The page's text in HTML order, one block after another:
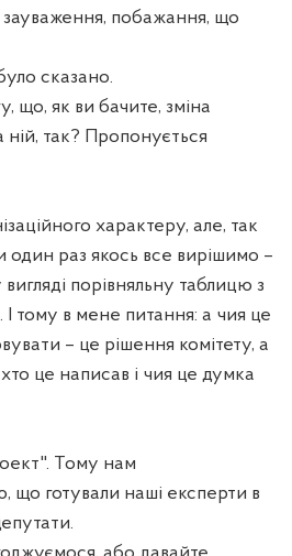
зауваження, побажання, що
сказано.
що, як ви бачите, зміна
так? Пропонується
характеру, але, так
один раз якось все вирішимо –
порівняльну таблицю з
тому в мене питання: а чия це
– це рішення комітету, а
це написав і чия це думка
Тому нам
що готували наші експерти в